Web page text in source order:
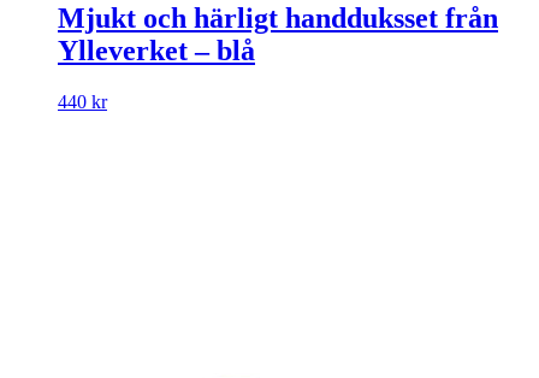
Mjukt och härligt handduksset från
Ylleverket – blå
440 kr